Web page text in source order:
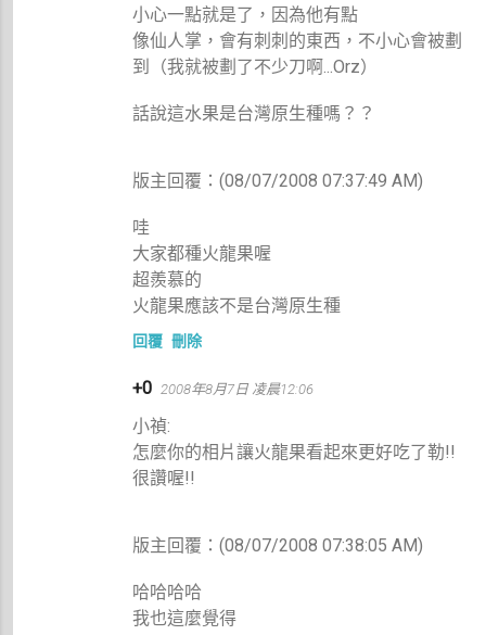
小心一點就是了，因為他有點
像仙人掌，會有刺刺的東西，不小心會被劃
到（我就被劃了不少刀啊...Orz）
話說這水果是台灣原生種嗎？？
版主回覆：(08/07/2008 07:37:49 AM)
哇
大家都種火龍果喔
超羨慕的
火龍果應該不是台灣原生種
回覆 刪除
+0 2008年8月7日 凌晨12:06
小禎:
怎麼你的相片讓火龍果看起來更好吃了勒!!
很讚喔!!
版主回覆：(08/07/2008 07:38:05 AM)
哈哈哈哈
我也這麼覺得